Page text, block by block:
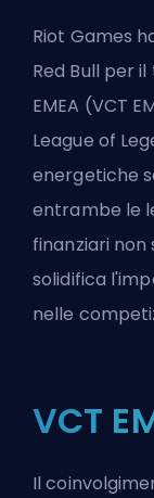
Riot Games
Red Bull per
EMEA (VCT
League of
energetiche
entrambe le
finanziari
solidifica
nelle
VCT
Il